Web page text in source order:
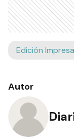
Edición Impresa
Autor